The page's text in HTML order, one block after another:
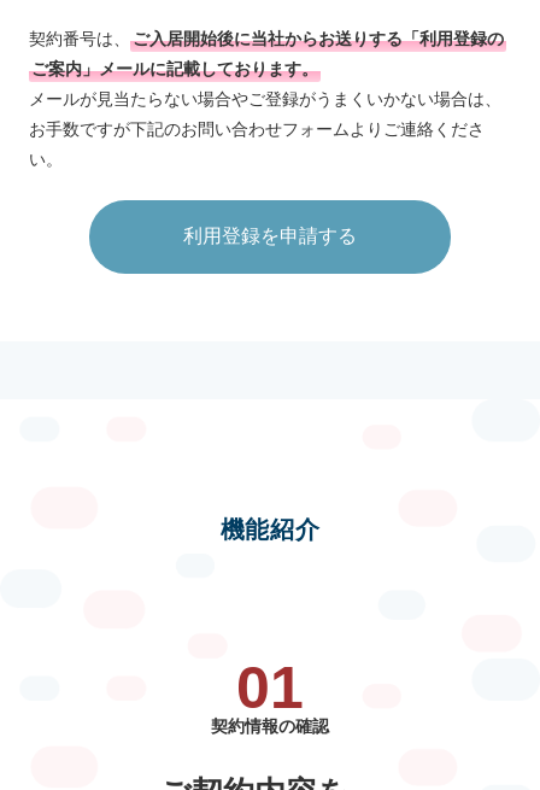
契約番号は、
ご入居開始後に当社からお送りする「利用登録の
ご案内」メールに記載しております。
メールが見当たらない場合やご登録がうまくいかない場合は、
お手数ですが下記のお問い合わせフォームよりご連絡くださ
い。
利用登録を申請する
機能紹介
01
契約情報の確認